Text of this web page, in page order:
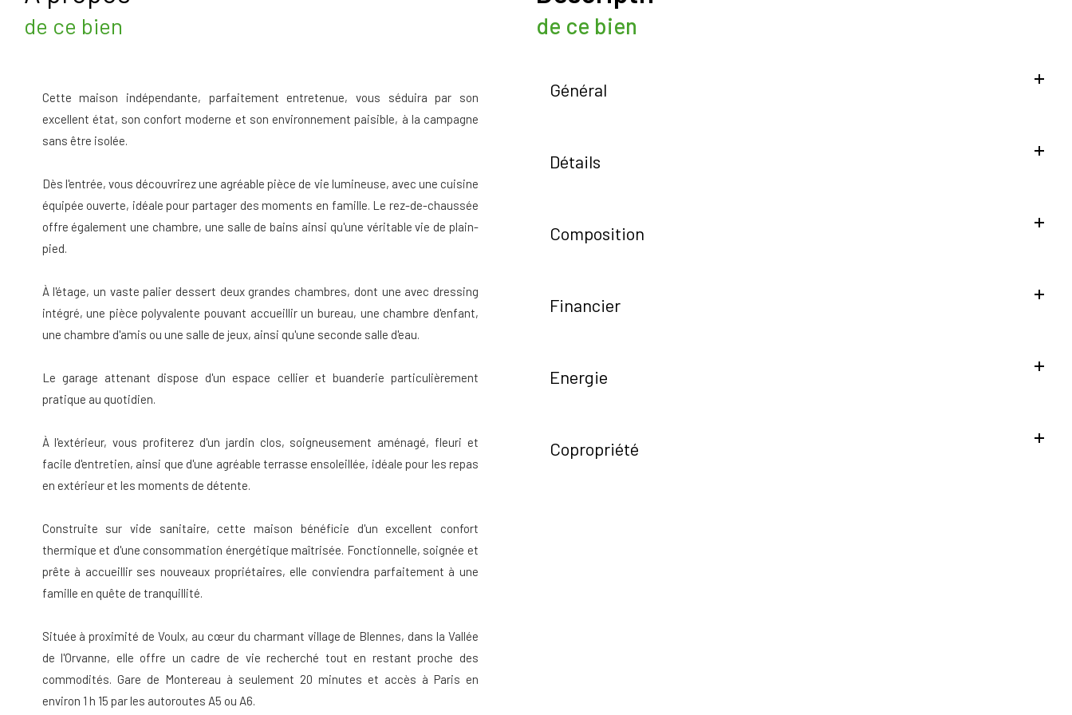
de ce bien
Cette maison indépendante, parfaitement entretenue, vous séduira par son
excellent état, son confort moderne et son environnement paisible, à la campagne
sans être isolée.
Dès l'entrée, vous découvrirez une agréable pièce de vie lumineuse, avec une cuisine
équipée ouverte, idéale pour partager des moments en famille. Le rez-de-chaussée
offre également une chambre, une salle de bains ainsi qu'une véritable vie de plain-
pied.
À l'étage, un vaste palier dessert deux grandes chambres, dont une avec dressing
intégré, une pièce polyvalente pouvant accueillir un bureau, une chambre d'enfant,
une chambre d'amis ou une salle de jeux, ainsi qu'une seconde salle d'eau.
Le garage attenant dispose d'un espace cellier et buanderie particulièrement
pratique au quotidien.
À l'extérieur, vous profiterez d'un jardin clos, soigneusement aménagé, fleuri et
facile d'entretien, ainsi que d'une agréable terrasse ensoleillée, idéale pour les repas
en extérieur et les moments de détente.
Construite sur vide sanitaire, cette maison bénéficie d'un excellent confort
thermique et d'une consommation énergétique maîtrisée. Fonctionnelle, soignée et
prête à accueillir ses nouveaux propriétaires, elle conviendra parfaitement à une
famille en quête de tranquillité.
Située à proximité de Voulx, au cœur du charmant village de Blennes, dans la Vallée
de l'Orvanne, elle offre un cadre de vie recherché tout en restant proche des
commodités. Gare de Montereau à seulement 20 minutes et accès à Paris en
environ 1 h 15 par les autoroutes A5 ou A6.
de ce bien
Général
Détails
Composition
Financier
Energie
Copropriété